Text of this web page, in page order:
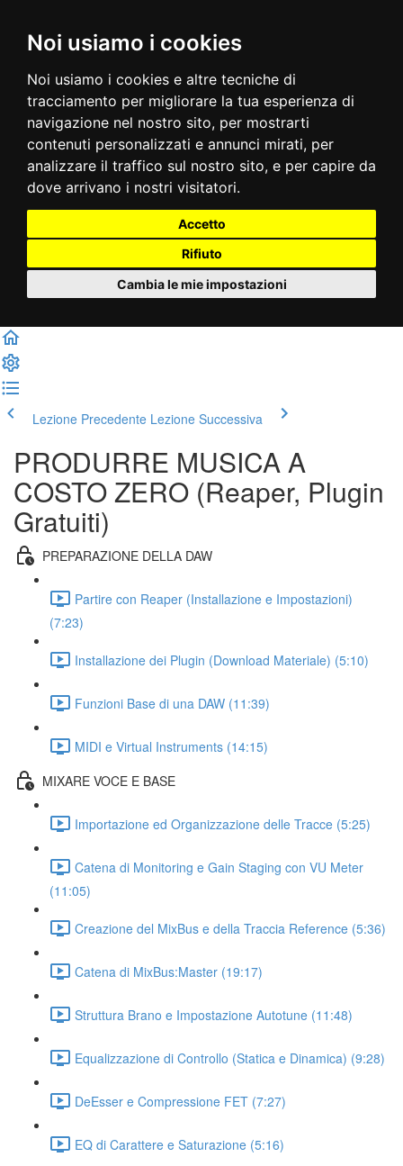
Noi usiamo i cookies
Noi usiamo i cookies e altre tecniche di
tracciamento per migliorare la tua esperienza di
navigazione nel nostro sito, per mostrarti
contenuti personalizzati e annunci mirati, per
analizzare il traffico sul nostro sito, e per capire da
dove arrivano i nostri visitatori.
Accetto
Rifiuto
Cambia le mie impostazioni
Lezione Precedente Lezione Successiva
PRODURRE MUSICA A
COSTO ZERO (Reaper, Plugin
Gratuiti)
PREPARAZIONE DELLA DAW
Partire con Reaper (Installazione e Impostazioni)
(7:23)
Installazione dei Plugin (Download Materiale) (5:10)
Funzioni Base di una DAW (11:39)
MIDI e Virtual Instruments (14:15)
MIXARE VOCE E BASE
Importazione ed Organizzazione delle Tracce (5:25)
Catena di Monitoring e Gain Staging con VU Meter
(11:05)
Creazione del MixBus e della Traccia Reference (5:36)
Catena di MixBus:Master (19:17)
Struttura Brano e Impostazione Autotune (11:48)
Equalizzazione di Controllo (Statica e Dinamica) (9:28)
DeEsser e Compressione FET (7:27)
EQ di Carattere e Saturazione (5:16)